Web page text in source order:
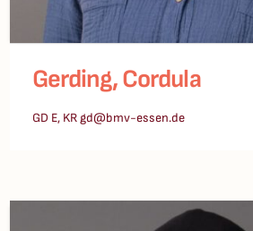
Gerding, Cordula
GD E, KR gd@bmv-essen.de